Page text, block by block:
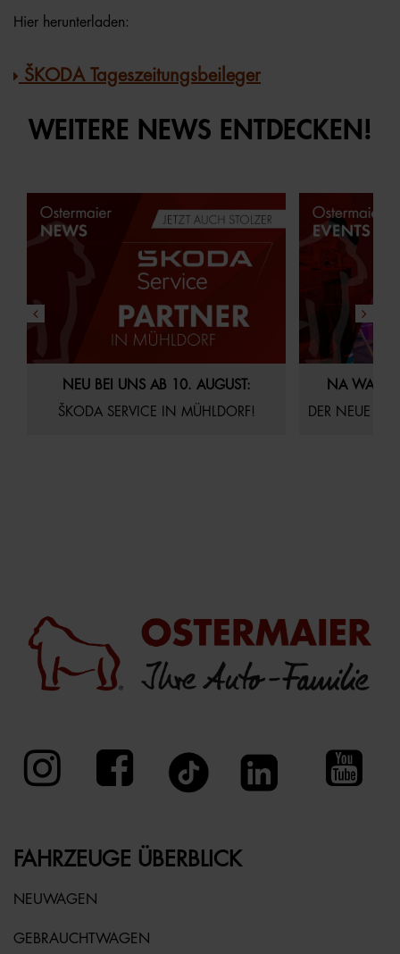
Hier herunterladen:
ŠKODA Tageszeitungsbeileger
WEITERE NEWS ENTDECKEN!
29.07.2026 Aktuelles Startseite
NEU BEI UNS AB 10. AUGUST:
ŠKODA SERVICE IN MÜHLDORF!
21.07.2026
NA WAS
DER NEUE AUDI
FAHRZEUGE ÜBERBLICK
NEUWAGEN
GEBRAUCHTWAGEN